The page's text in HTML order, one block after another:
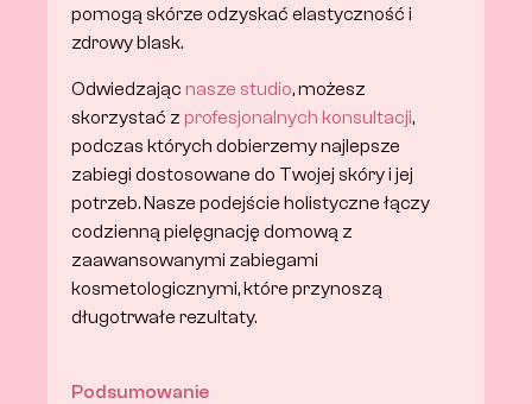
pomogą skórze odzyskać elastyczność i
zdrowy blask.
Odwiedzając nasze studio, możesz
skorzystać z profesjonalnych konsultacji,
podczas których dobierzemy najlepsze
zabiegi dostosowane do Twojej skóry i jej
potrzeb. Nasze podejście holistyczne łączy
codzienną pielęgnację domową z
zaawansowanymi zabiegami
kosmetologicznymi, które przynoszą
długotrwałe rezultaty.
Podsumowanie